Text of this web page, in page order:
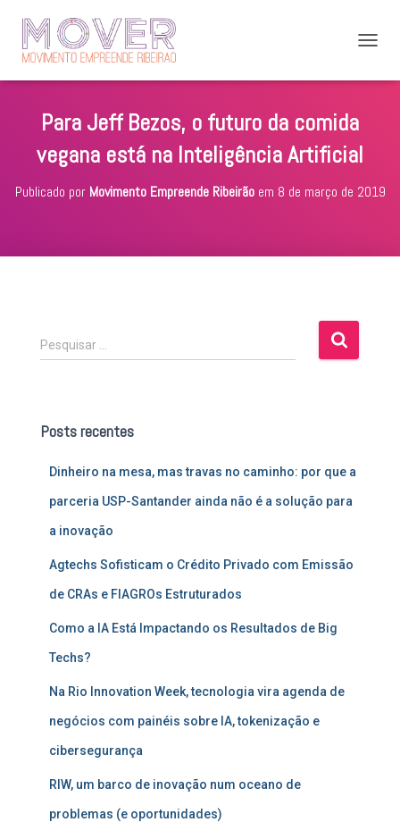
N
G
Para Jeff Bezos, o futuro da comida
vegana está na Inteligência Artificial
Publicado por Movimento Empreende Ribeirãoem 8 de março de 2019
P
e
i
Pesquisar …
Posts recentes
Dinheiro na mesa, mas travas no caminho: por que a
parceria USP-Santander ainda não é a solução para
a inovação
Agtechs Sofisticam o Crédito Privado com Emissão
de CRAs e FIAGROs Estruturados
Como a IA Está Impactando os Resultados de Big
Techs?
Na Rio Innovation Week, tecnologia vira agenda de
negócios com painéis sobre IA, tokenização e
cibersegurança
RIW, um barco de inovação num oceano de
problemas (e oportunidades)